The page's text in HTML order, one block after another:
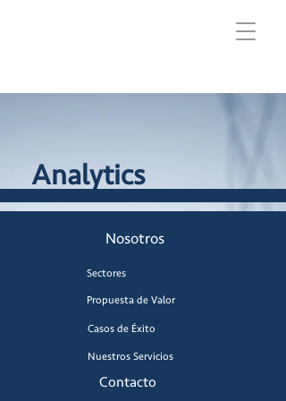
Analytics
Nosotros
Sectores
Propuesta de Valor
Casos de Éxito
Nuestros Servicios
Contacto